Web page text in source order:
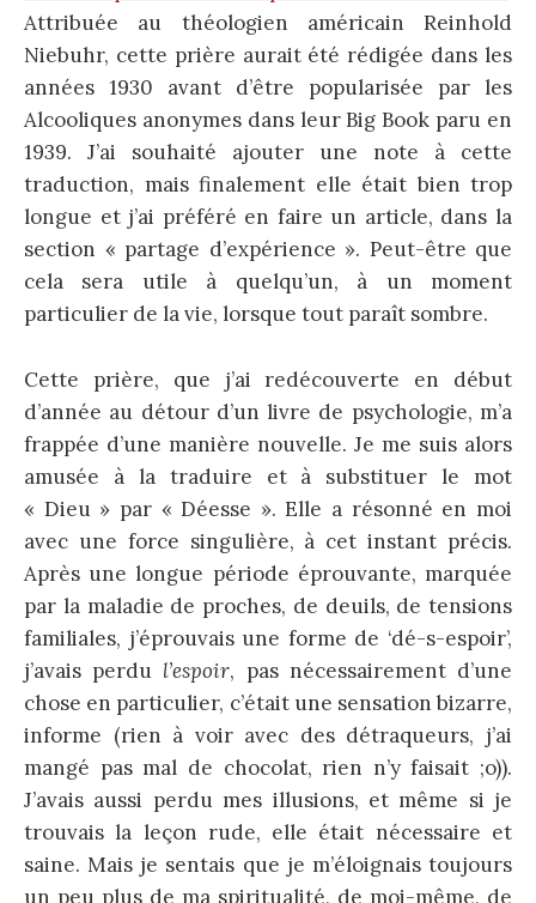
Attribuée au théologien américain Reinhold
Niebuhr, cette prière aurait été rédigée dans les
années 1930 avant d’être popularisée par les
Alcooliques anonymes dans leur Big Book paru en
1939. J’ai souhaité ajouter une note à cette
traduction, mais finalement elle était bien trop
longue et j’ai préféré en faire un article, dans la
section « partage d’expérience ». Peut-être que
cela sera utile à quelqu’un, à un moment
particulier de la vie, lorsque tout paraît sombre.
Cette prière, que j’ai redécouverte en début
d’année au détour d’un livre de psychologie, m’a
frappée d’une manière nouvelle. Je me suis alors
amusée à la traduire et à substituer le mot
« Dieu » par « Déesse ». Elle a résonné en moi
avec une force singulière, à cet instant précis.
Après une longue période éprouvante, marquée
par la maladie de proches, de deuils, de tensions
familiales, j’éprouvais une forme de ‘dé-s-espoir’,
j’avais perdu l’espoir, pas nécessairement d’une
chose en particulier, c’était une sensation bizarre,
informe (rien à voir avec des détraqueurs, j’ai
mangé pas mal de chocolat, rien n’y faisait ;o)).
J’avais aussi perdu mes illusions, et même si je
trouvais la leçon rude, elle était nécessaire et
saine. Mais je sentais que je m’éloignais toujours
un peu plus de ma spiritualité, de moi-même, de